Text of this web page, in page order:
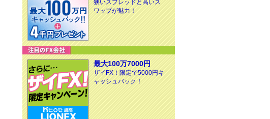
狭いスプレッドと高いス
ワップが魅力！
最大100万7000円
ザイFX！限定で5000円キ
ャッシュバック！